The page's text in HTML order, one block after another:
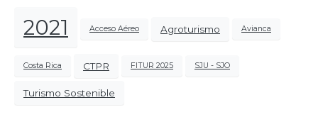
2021 Acceso Aéreo Agroturismo Avianca
Costa Rica CTPR FITUR 2025 SJU - SJO
Turismo Sostenible